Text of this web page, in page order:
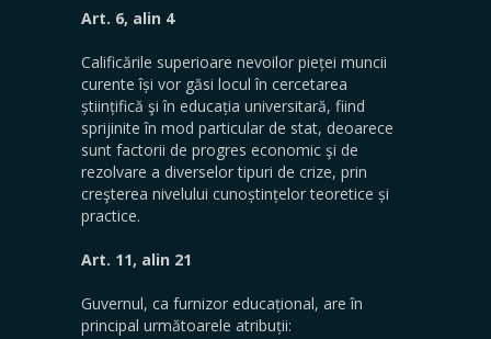
Art. 6, alin 4
Calificările superioare nevoilor pieței muncii
curente își vor găsi locul în cercetarea
științifică şi în educația universitară, fiind
sprijinite în mod particular de stat, deoarece
sunt factorii de progres economic şi de
rezolvare a diverselor tipuri de crize, prin
creşterea nivelului cunoștințelor teoretice și
practice.
Art. 11, alin 21
Guvernul, ca furnizor educațional, are în
principal următoarele atribuții: